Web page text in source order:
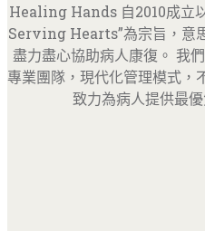
Healing Hands 自2010成立
Serving Hearts”為宗旨，意
盡力盡心協助病人康復。 我
專業團隊，現代化管理模式，
致力為病人提供最